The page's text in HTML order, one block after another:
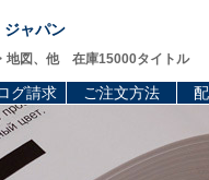
ジャパン
地図、他 在庫15000タイトル
グ請求 ご注文方法